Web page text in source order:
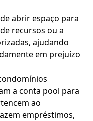
abrir espaço para
recursos ou a
ajudando
em prejuízo
a conta pool para
ao
empréstimos,